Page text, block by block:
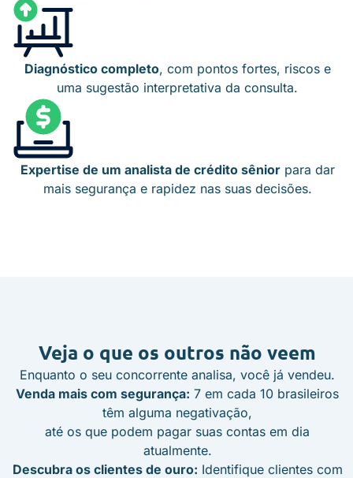
Diagnóstico completo, com pontos fortes, riscos e
uma sugestão interpretativa da consulta.
Expertise de um analista de crédito sêniorpara dar
mais segurança e rapidez nas suas decisões.
Veja o que os outros não veem
Enquanto o seu concorrente analisa, você já vendeu.
Venda mais com segurança: 7 em cada 10 brasileiros
têm alguma negativação,
até os que podem pagar suas contas em dia
atualmente.
Descubra os clientes de ouro: Identifique clientes com